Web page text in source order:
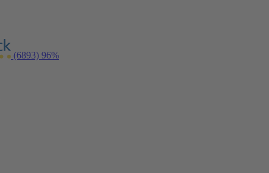
(6893) 96%